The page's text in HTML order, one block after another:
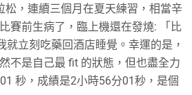
松，連續三個月在夏天練習，相當辛
賽前生病了，臨上機還在發燒: 「 比
就立刻吃藥回酒店睡覺。幸運的是，
不是自己最 fit 的狀態，但也盡全力
秒，成績是2小時56分01秒，是個